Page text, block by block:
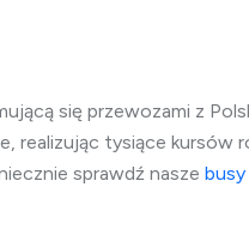
się przewozami z
realizując tysiące kursów
sprawdź nasze